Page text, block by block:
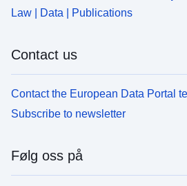
Vollständigkeit und Richtigkeit der
Law | Data | Publications
Contact us
Contact the European Data Portal
Subscribe to newsletter
Følg oss på